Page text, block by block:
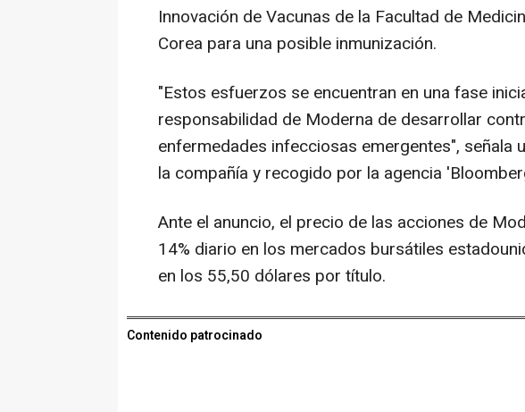
Innovación de Vacunas de la Facultad de
Corea para una posible inmunización.
"Estos esfuerzos se encuentran en una fase
responsabilidad de Moderna de desarrollar
enfermedades infecciosas emergentes", señala
la compañía y recogido por la agencia
Ante el anuncio, el precio de las acciones de
14% diario en los mercados bursátiles
en los 55,50 dólares por título.
Contenido patrocinado